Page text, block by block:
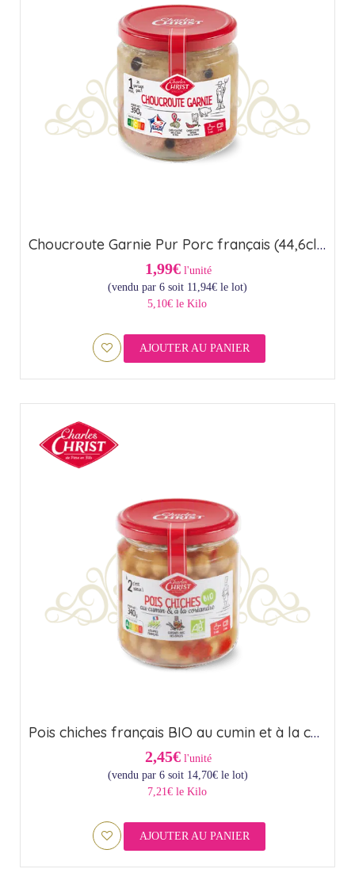
Choucroute Garnie Pur Porc français (44,6cl) – Origine France
1,99€ l'unité
(vendu par 6 soit 11,94€ le lot)
5,10€ le Kilo
AJOUTER AU PANIER
Pois chiches français BIO au cumin et à la coriandre – Origine France (37cl)
2,45€ l'unité
(vendu par 6 soit 14,70€le lot)
7,21€ le Kilo
AJOUTER AU PANIER